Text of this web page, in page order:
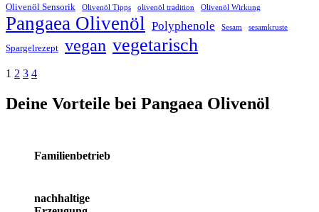
Olivenöl Sensorik Olivenöl Tipps olivenöl tradition Olivenöl Wirkung
Pangaea Olivenöl Polyphenole Sesam sesamkruste
Spargelrezept vegan vegetarisch
1 2 3 4
Deine Vorteile bei Pangaea Olivenöl
Familienbetrieb
nachhaltige